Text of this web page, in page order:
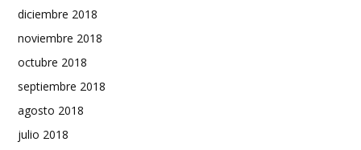
diciembre 2018
noviembre 2018
octubre 2018
septiembre 2018
agosto 2018
julio 2018